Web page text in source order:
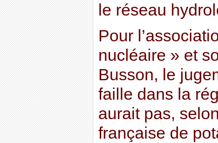
le réseau
Pour
nucléaire » et
Busson, le
faille dans la
aurait pas,
française de